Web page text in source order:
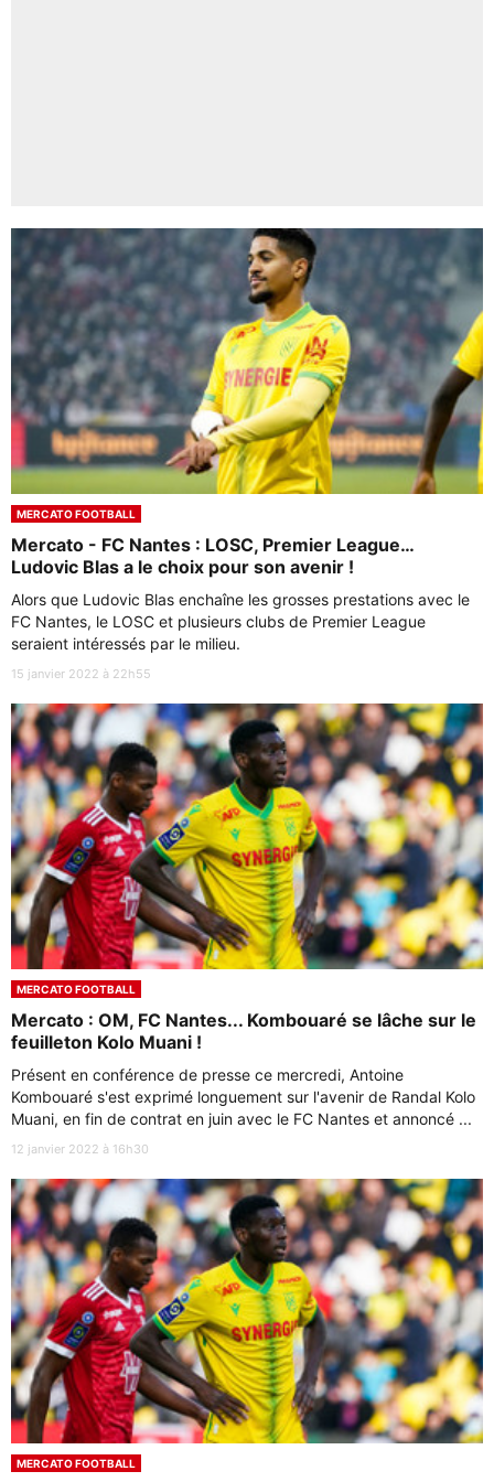
MERCATO FOOTBALL
Mercato - FC Nantes : LOSC, Premier League…
Ludovic Blas a le choix pour son avenir !
Alors que Ludovic Blas enchaîne les grosses prestations avec le
FC Nantes, le LOSC et plusieurs clubs de Premier League
seraient intéressés par le milieu.
15 janvier 2022 à 22h55
MERCATO FOOTBALL
Mercato : OM, FC Nantes... Kombouaré se lâche sur le
feuilleton Kolo Muani !
Présent en conférence de presse ce mercredi, Antoine
Kombouaré s'est exprimé longuement sur l'avenir de Randal Kolo
Muani, en fin de contrat en juin avec le FC Nantes et annoncé ...
12 janvier 2022 à 16h30
MERCATO FOOTBALL